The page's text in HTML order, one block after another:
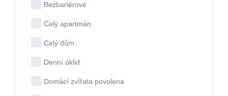
Bezbariérové
Celý apartmán
Celý dům
Denní úklid
Domácí zvířata povolena